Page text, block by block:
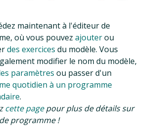
maintenant à l'éditeur de
où vous pouvez ajouterou
des exercices du modèle. Vous
modifier le nom du modèle,
paramètres ou passer d'un
quotidien à un programme
.
cette pagepour plus de détails sur
programme !